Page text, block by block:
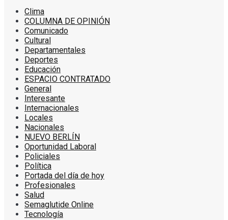
Clima
COLUMNA DE OPINIÓN
Comunicado
Cultural
Departamentales
Deportes
Educación
ESPACIO CONTRATADO
General
Interesante
Internacionales
Locales
Nacionales
NUEVO BERLÍN
Oportunidad Laboral
Policiales
Política
Portada del día de hoy
Profesionales
Salud
Semaglutide Online
Tecnología